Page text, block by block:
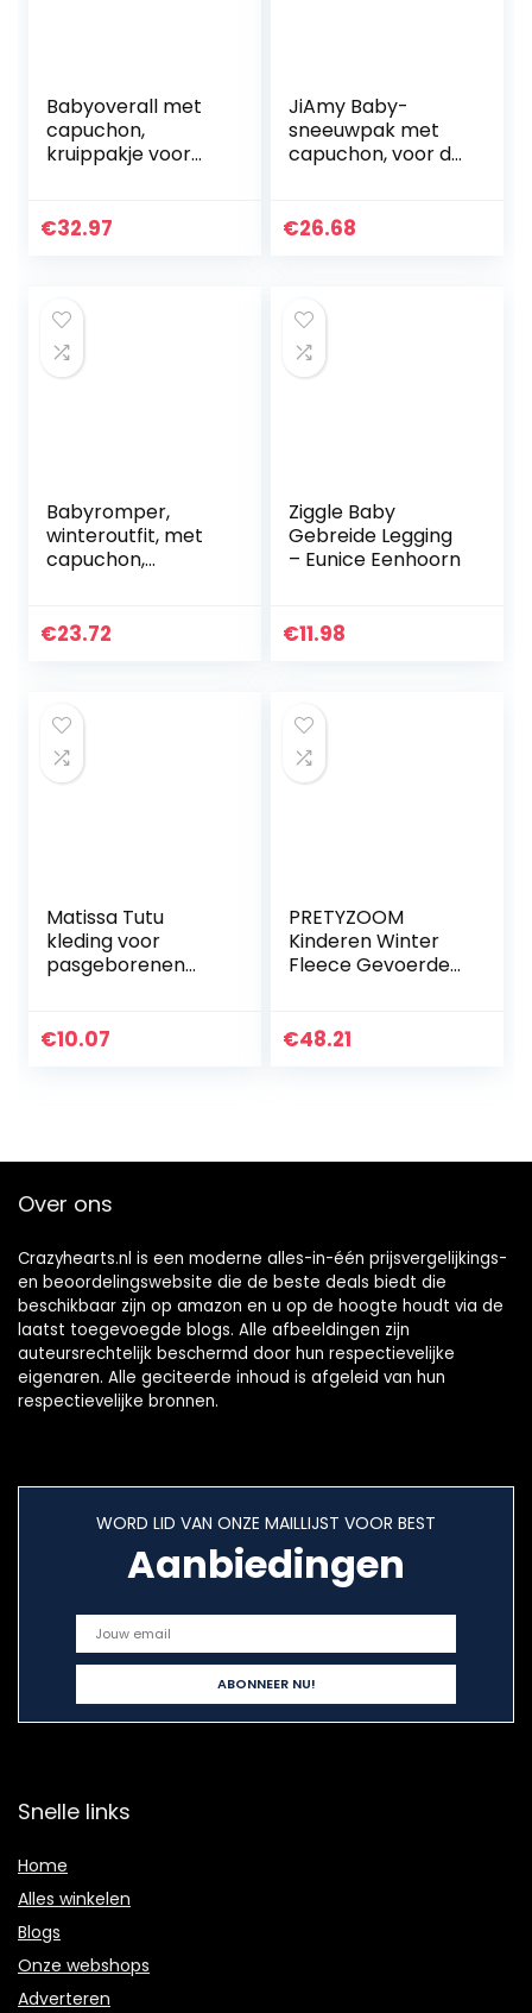
Babyoverall met
capuchon,
kruippakje voor
outfits, warm,
€32.97
JiAmy Baby-
sneeuwpak met
capuchon, voor de
12 maanden.
€26.68
Babyromper,
winteroutfit, met
capuchon,
overall, lange
€23.72
Ziggle Baby
Gebreide Legging
– Eunice Eenhoorn
€11.98
Matissa Tutu
kleding voor
pasgeborenen
rood
€10.07
PRETYZOOM
Kinderen Winter
Fleece Gevoerde
Dikke Katoen
€48.21
Over ons
Crazyhearts.nl is een moderne alles-in-één prijsvergelijkings-
en beoordelingswebsite die de beste deals biedt die
beschikbaar zijn op amazon en u op de hoogte houdt via de
laatst toegevoegde blogs. Alle afbeeldingen zijn
auteursrechtelijk beschermd door hun respectievelijke
eigenaren. Alle geciteerde inhoud is afgeleid van hun
respectievelijke bronnen.
WORD LID VAN ONZE MAILLIJST VOOR BEST
Aanbiedingen
Snelle links
Home
Alles winkelen
Blogs
Onze webshops
Adverteren